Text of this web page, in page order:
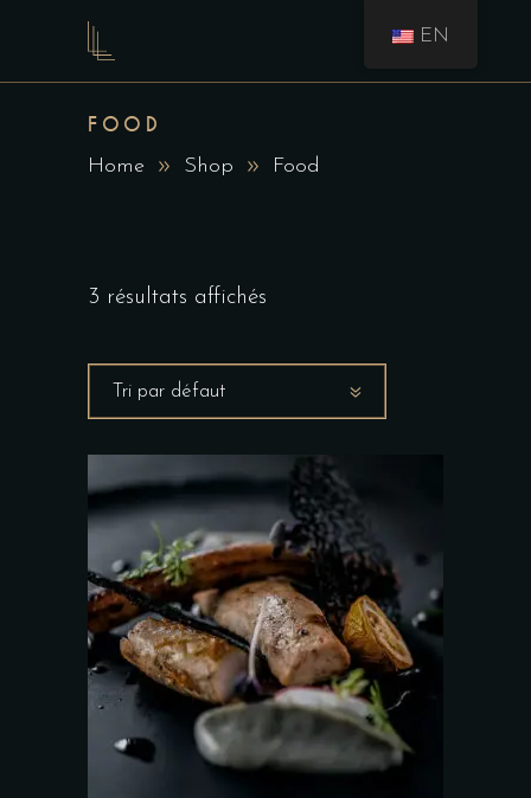
FOOD
Home Shop Food
3 résultats affichés
Tri par défaut
EN